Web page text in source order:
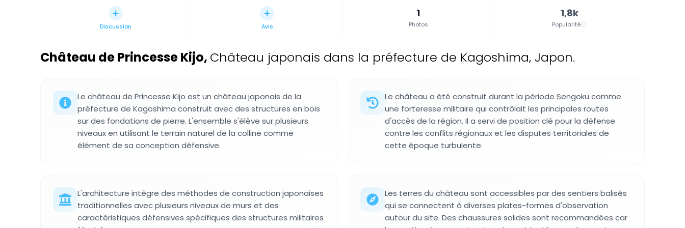
Discussion Avis
1
Photos
1,8k
Popularité
Château de Princesse Kijo, Château japonais dans la préfecture de Kagoshima, Japon.
Le château de Princesse Kijo est un château japonais de la
préfecture de Kagoshima construit avec des structures en bois
sur des fondations de pierre. L'ensemble s'élève sur plusieurs
niveaux en utilisant le terrain naturel de la colline comme
élément de sa conception défensive.
Le château a été construit durant la période Sengoku comme
une forteresse militaire qui contrôlait les principales routes
d'accès de la région. Il a servi de position clé pour la défense
contre les conflits régionaux et les disputes territoriales de
cette époque turbulente.
L'architecture intègre des méthodes de construction japonaises
traditionnelles avec plusieurs niveaux de murs et des
caractéristiques défensives spécifiques des structures militaires
Les terres du château sont accessibles par des sentiers balisés
qui se connectent à diverses plates-formes d'observation
autour du site. Des chaussures solides sont recommandées car